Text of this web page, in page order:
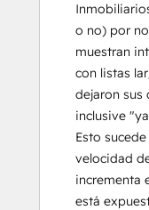
o no) por
muestran
con listas
dejaron sus
inclusive
Esto
velocidad
incrementa
está